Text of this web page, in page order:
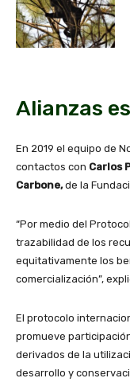
Alianzas
En 2019 el equipo de
contactos con Carlos
Carbone,de la
“Por medio del
trazabilidad de los
equitativamente los
comercialización”,
El protocolo
promueve
derivados de la
desarrollo y